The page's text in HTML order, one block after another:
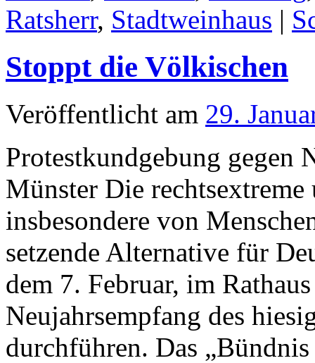
Ratsherr, Stadtweinhaus |
Stoppt die Völkischen
Veröffentlicht am 29.
Protestkundgebung gegen
Münster Die
insbesondere von
setzende Alternative für
dem 7. Februar, im
Neujahrsempfang des
durchführen. Das